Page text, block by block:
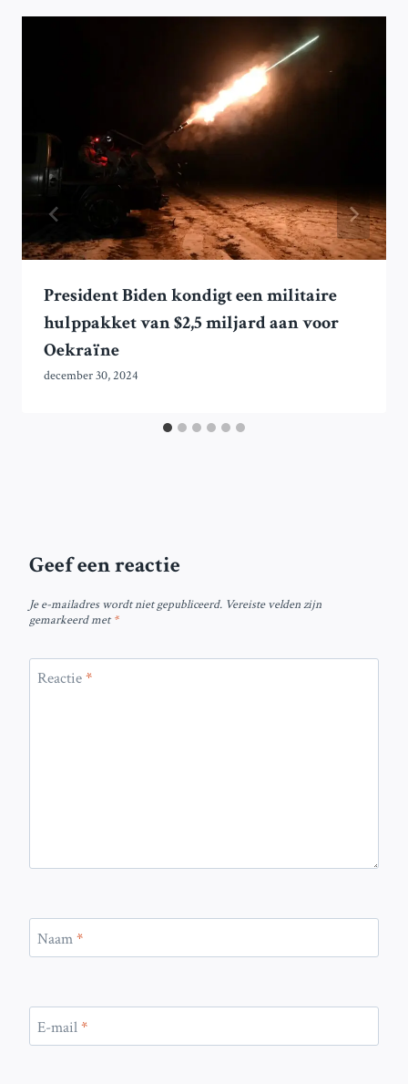
President Biden kondigt een militaire
hulppakket van $2,5 miljard aan voor
Oekraïne
december 30, 2024
Geef een reactie
Je e-mailadres wordt niet gepubliceerd. Vereiste velden zijn
gemarkeerd met*
Reactie*
Naam*
E-mail*